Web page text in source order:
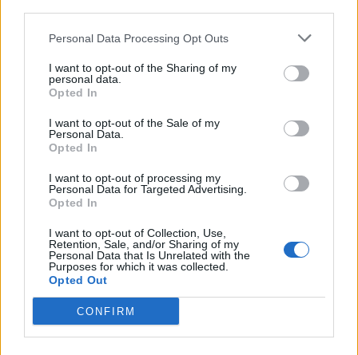
Personal Data Processing Opt Outs
I want to opt-out of the Sharing of my
personal data.
Opted In
I want to opt-out of the Sale of my
Personal Data.
Opted In
I want to opt-out of processing my
Personal Data for Targeted Advertising.
Opted In
I want to opt-out of Collection, Use,
Retention, Sale, and/or Sharing of my
Personal Data that Is Unrelated with the
Purposes for which it was collected.
Opted Out
CONFIRM
откриха под кафене за сладолед в
Полша
07.08.2026 / 16:00
Изкуствен интелект за първи път
създаде нови жизнеспособни вируси